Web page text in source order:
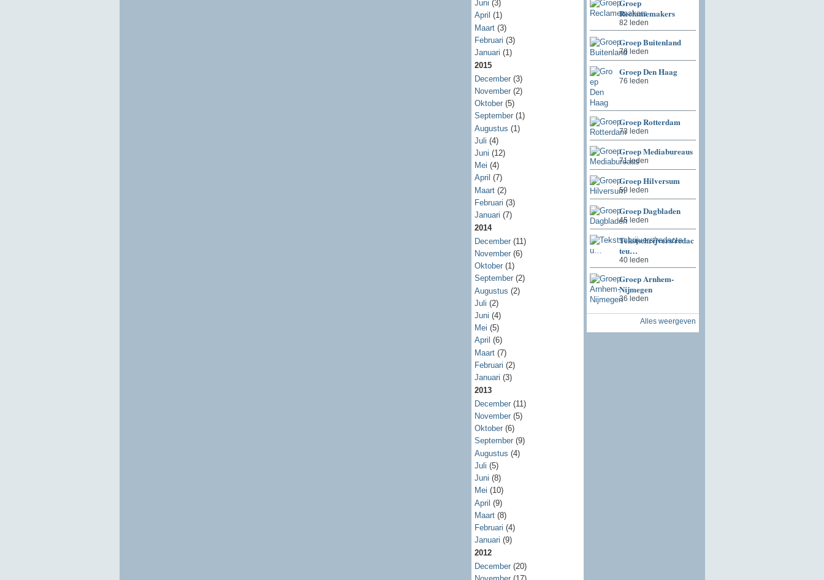
Juni (3)
April (1)
Maart(3)
Februari (3)
Januari (1)
2015
December(3)
November(2)
Oktober(5)
September(1)
Augustus (1)
Juli (4)
Juni (12)
Mei (4)
April (7)
Maart(2)
Februari (3)
Januari (7)
2014
December(11)
November(6)
Oktober(1)
September(2)
Augustus (2)
Juli (2)
Juni (4)
Mei (5)
April (6)
Maart(7)
Februari (2)
Januari (3)
2013
December(11)
November(5)
Oktober(6)
September(9)
Augustus (4)
Juli (5)
Juni (8)
Mei (10)
April (9)
Maart(8)
Februari (4)
Januari (9)
2012
December(20)
Groep
Reclamemakers
82 leden
Groep Buitenland
76 leden
Groep Den Haag
76 leden
Groep Rotterdam
73 leden
Groep Mediabureaus
71 leden
Groep Hilversum
59 leden
Groep Dagbladen
45 leden
Tekstschrijvers/redac
teu…
40 leden
Groep Arnhem-
Nijmegen
36 leden
Alles weergeven